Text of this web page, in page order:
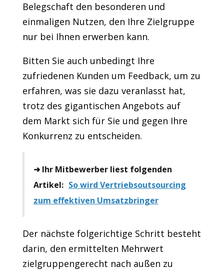
Belegschaft den besonderen und
einmaligen Nutzen, den Ihre Zielgruppe
nur bei Ihnen erwerben kann.
Bitten Sie auch unbedingt Ihre
zufriedenen Kunden um Feedback, um zu
erfahren, was sie dazu veranlasst hat,
trotz des gigantischen Angebots auf
dem Markt sich für Sie und gegen Ihre
Konkurrenz zu entscheiden.
➜ Ihr Mitbewerber liest folgenden
Artikel: So wird Vertriebsoutsourcing
zum effektiven Umsatzbringer
Der nächste folgerichtige Schritt besteht
darin, den ermittelten Mehrwert
zielgruppengerecht nach außen zu